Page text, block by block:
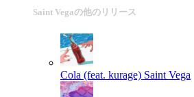
Saint Vegaの他のリリース
Cola (feat. kurage) Saint Vega